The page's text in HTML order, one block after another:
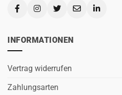
INFORMATIONEN
Vertrag widerrufen
Zahlungsarten